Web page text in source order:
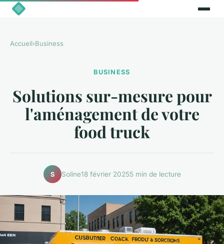
Accueil›Business
BUSINESS
Solutions sur-mesure pour
l'aménagement de votre
food truck
S Soline18 février 20255 min de lecture